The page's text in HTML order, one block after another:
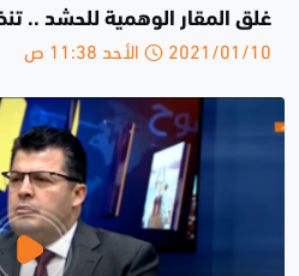
غلق المقار الوهمية للحشد ..
2021/01/10 الأحد 11:38 ص